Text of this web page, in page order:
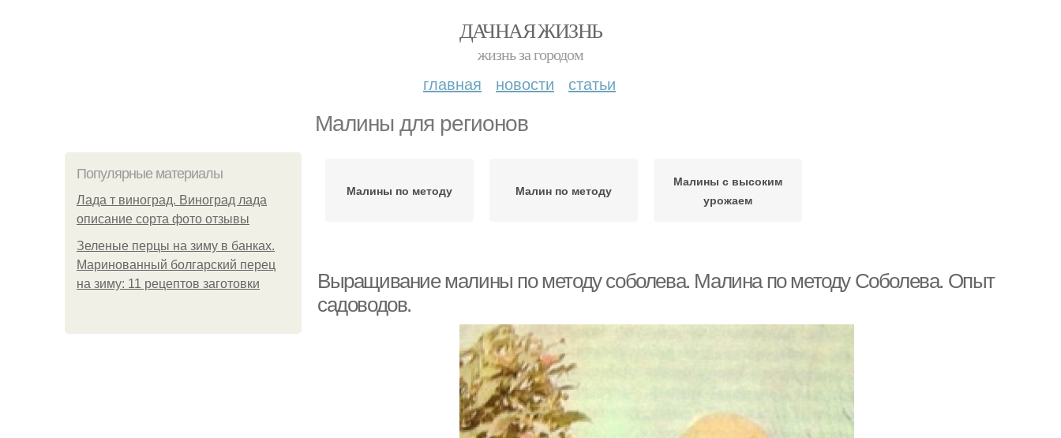
ДАЧНАЯ ЖИЗНЬ
жизнь за городом
главная новости статьи
Малины для регионов
Популярные материалы
Лада т виноград. Виноград лада
описание сорта фото отзывы
Зеленые перцы на зиму в банках.
Маринованный болгарский перец
на зиму: 11 рецептов заготовки
Малины по методу Малин по методу
Малины с высоким
урожаем
Выращивание малины по методу соболева. Малина по методу Соболева. Опыт
садоводов.